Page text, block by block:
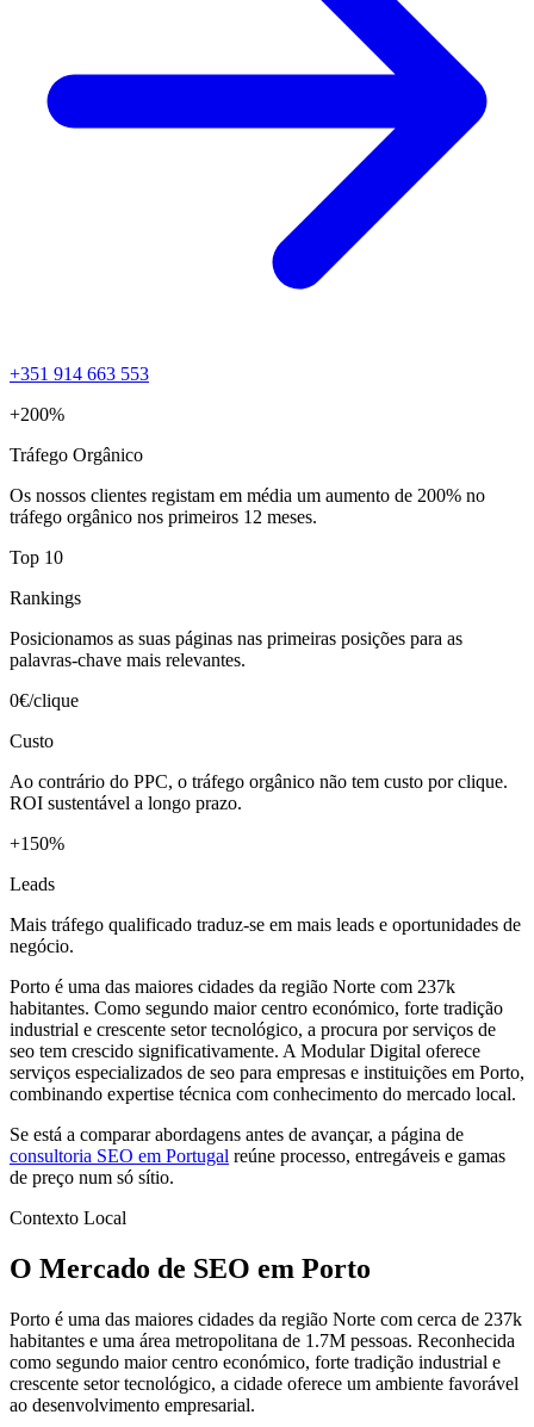
+351 914 663 553
+200%
Tráfego Orgânico
Os nossos clientes registam em média um aumento de 200% no
tráfego orgânico nos primeiros 12 meses.
Top 10
Rankings
Posicionamos as suas páginas nas primeiras posições para as
palavras-chave mais relevantes.
0€/clique
Custo
Ao contrário do PPC, o tráfego orgânico não tem custo por clique.
ROI sustentável a longo prazo.
+150%
Leads
Mais tráfego qualificado traduz-se em mais leads e oportunidades de
negócio.
Porto é uma das maiores cidades da região Norte com 237k
habitantes. Como segundo maior centro económico, forte tradição
industrial e crescente setor tecnológico, a procura por serviços de
seo tem crescido significativamente. A Modular Digital oferece
serviços especializados de seo para empresas e instituições em Porto,
combinando expertise técnica com conhecimento do mercado local.
Se está a comparar abordagens antes de avançar, a página de
consultoria SEO em Portugal reúne processo, entregáveis e gamas
de preço num só sítio.
Contexto Local
O Mercado de SEO em Porto
Porto é uma das maiores cidades da região Norte com cerca de 237k
habitantes e uma área metropolitana de 1.7M pessoas. Reconhecida
como segundo maior centro económico, forte tradição industrial e
crescente setor tecnológico, a cidade oferece um ambiente favorável
ao desenvolvimento empresarial.